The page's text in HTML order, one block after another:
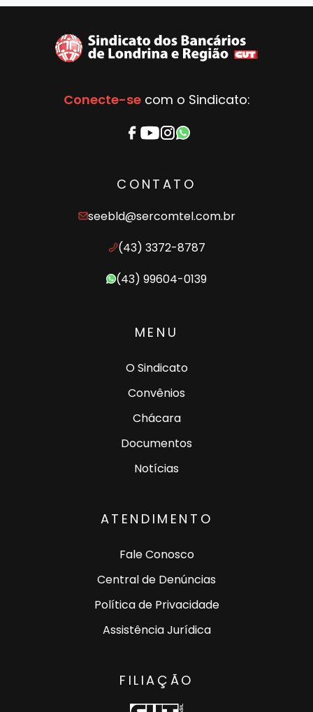
Conecte-secom o Sindicato:
CONTATO
seebld@sercomtel.com.br
(43) 3372-8787
(43) 99604-0139
MENU
O Sindicato
Convênios
Chácara
Documentos
Notícias
ATENDIMENTO
Fale Conosco
Central de Denúncias
Política de Privacidade
Assistência Jurídica
FILIAÇÃO